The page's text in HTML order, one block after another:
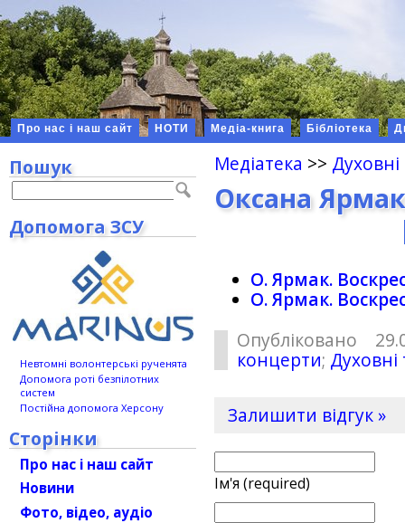
Про нас і наш сайт НОТИ Медіа-книга Бібліотека
Медіатека >>
Оксана
О. Ярмак.
О. Ярмак.
Опубліковано
концерти;
Залишити відгук »
Ім'я (required)
Пошук
Допомога ЗСУ
Невтомні волонтерські рученята
Допомога роті безпілотних
систем
Постійна допомога Херсону
Сторінки
Про нас і наш сайт
Новини
Фото, відео, аудіо